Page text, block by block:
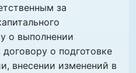
за
о выполнении
о подготовке
внесении изменений в